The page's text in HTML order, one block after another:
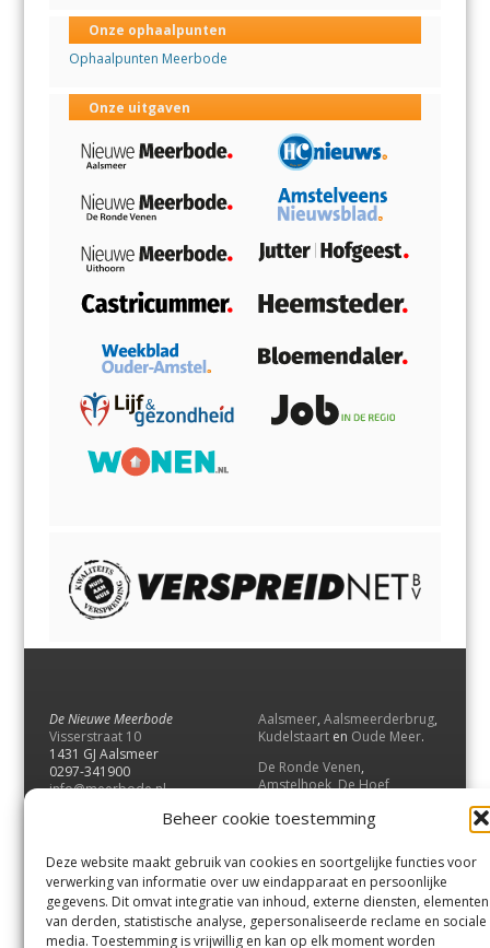
Beheer cookie toestemming
Deze website maakt gebruik van cookies en soortgelijke functies voor
verwerking van informatie over uw eindapparaat en persoonlijke
gegevens. Dit omvat integratie van inhoud, externe diensten, elementen
van derden, statistische analyse, gepersonaliseerde reclame en sociale
media. Toestemming is vrijwillig en kan op elk moment worden
Onze ophaalpunten
Ophaalpunten Meerbode
Onze uitgaven
De Nieuwe Meerbode
Visserstraat 10
1431 GJ Aalsmeer
0297-341900
info@meerbode.nl
Aalsmeer, Aalsmeerderbrug,
Kudelstaart en Oude Meer.
De Ronde Venen,
Amstelhoek,De Hoef,
Vrouwenakker,Waverveen
UithoornenDe Kwakel.
Contact